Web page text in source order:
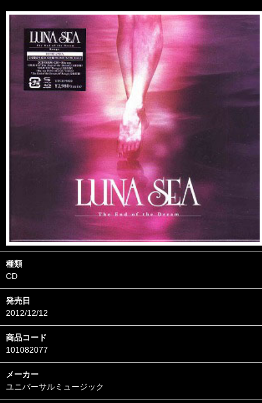
種類
CD
発売日
2012/12/12
商品コード
101082077
メーカー
ユニバーサルミュージック